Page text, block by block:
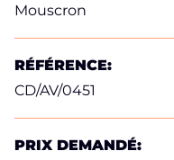
Mouscron
RÉFÉRENCE:
CD/AV/0451
PRIX DEMANDÉ: